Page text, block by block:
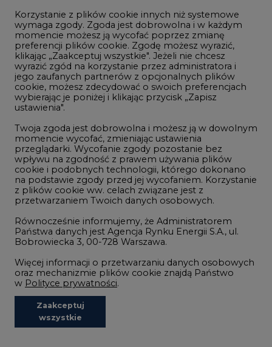
2026-06-10 18:00
Maj 2026' Miesięczne zmiany w
produkcji energii elektrycznej w
Polsce w obszarze źródeł gazowych
1Najwięcej energii z OZE od początku
roku dzięki generacji wiatrowej
Korzystanie z plików cookie innych niż systemowe
wymaga zgody. Zgoda jest dobrowolna i w każdym
momencie możesz ją wycofać poprzez zmianę
preferencji plików cookie. Zgodę możesz wyrazić,
klikając „Zaakceptuj wszystkie". Jeżeli nie chcesz
wyrazić zgód na korzystanie przez administratora i
jego zaufanych partnerów z opcjonalnych plików
cookie, możesz zdecydować o swoich preferencjach
wybierając je poniżej i klikając przycisk „Zapisz
ustawienia".
Twoja zgoda jest dobrowolna i możesz ją w dowolnym
momencie wycofać, zmieniając ustawienia
przeglądarki. Wycofanie zgody pozostanie bez
wpływu na zgodność z prawem używania plików
cookie i podobnych technologii, którego dokonano
na podstawie zgody przed jej wycofaniem. Korzystanie
z plików cookie ww. celach związane jest z
przetwarzaniem Twoich danych osobowych.
Równocześnie informujemy, że Administratorem
Państwa danych jest Agencja Rynku Energii S.A., ul.
Bobrowiecka 3, 00-728 Warszawa.
Więcej informacji o przetwarzaniu danych osobowych
oraz mechanizmie plików cookie znajdą Państwo
w Polityce prywatności.
Zaakceptuj
wszystkie